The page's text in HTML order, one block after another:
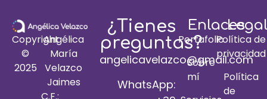
Copyright
©
2025
Angélica
María
Velazco
Jaimes
C.F.:
¿Tienes
preguntas?
angelicavelazco@gmail.com
WhatsApp:
Enlaces
Portafolio
Sobre
mí
Política de
privacidad
Política
de